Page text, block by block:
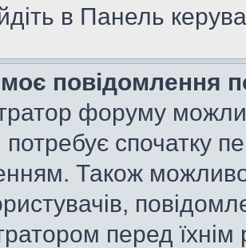
в Панель
повідомлення
форуму
спочатку
Також
перед